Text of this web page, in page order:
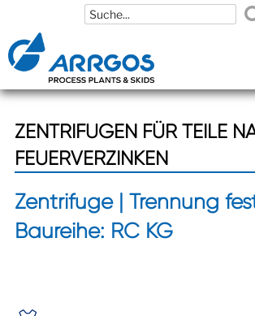
Zum
Inhalt
springen
Zum
Inhalt
springen
ZENTRIFUGEN FÜR TEILE
FEUERVERZINKEN
Zentrifuge | Trennung
Baureihe: RC KG